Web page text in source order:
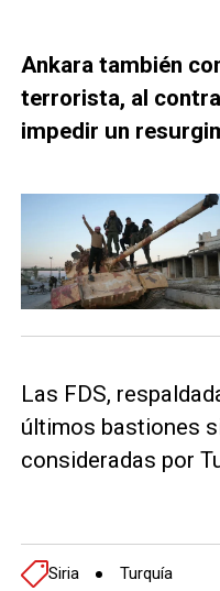
Ankara también
terrorista, al
impedir un
Las FDS,
últimos bastiones
consideradas por
Siria Turquía